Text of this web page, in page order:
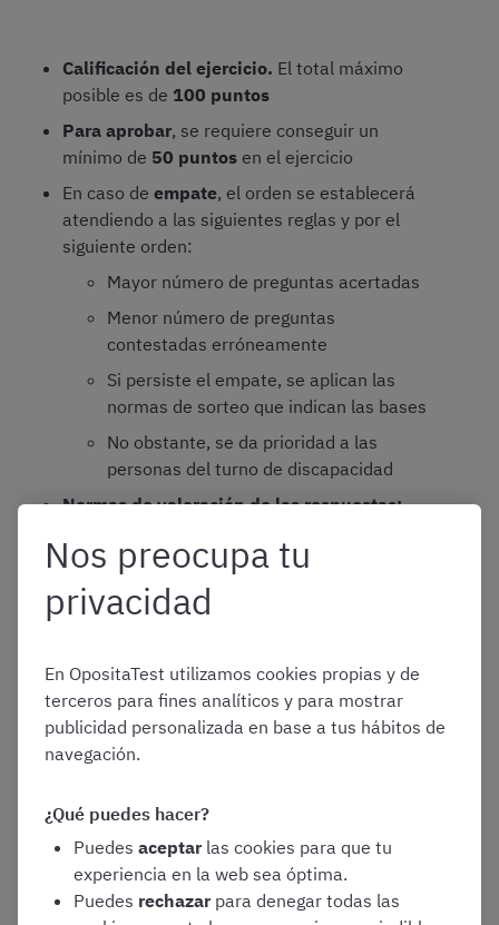
Calificación del ejercicio. El total máximo
posible es de 100 puntos
Para aprobar, se requiere conseguir un
mínimo de 50 puntos en el ejercicio
En caso de empate, el orden se establecerá
atendiendo a las siguientes reglas y por el
siguiente orden:
Mayor número de preguntas acertadas
Menor número de preguntas
contestadas erróneamente
Si persiste el empate, se aplican las
normas de sorteo que indican las bases
No obstante, se da prioridad a las
personas del turno de discapacidad
Normas de valoración de las respuestas:
Todas las preguntas tienen el mismo
valor
Las respuestas incorrectas se
Las preguntas no respondidas no
suman ni restan puntos
¿Es difícil el examen de
Administrativo de Castilla y León?
Los cuestionarios tipo test pueden parecer menos
Nos preocupa tu
privacidad
En OpositaTest utilizamos cookies propias y de
terceros para fines analíticos y para mostrar
publicidad personalizada en base a tus hábitos de
navegación.
¿Qué puedes hacer?
Puedes aceptar las cookies para que tu
experiencia en la web sea óptima.
Puedes rechazar para denegar todas las